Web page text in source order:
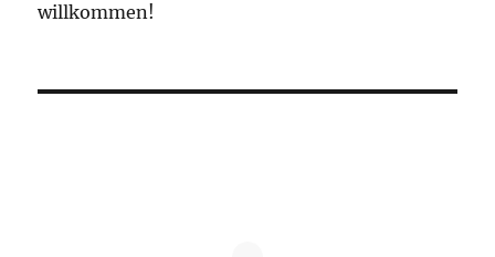
willkommen!